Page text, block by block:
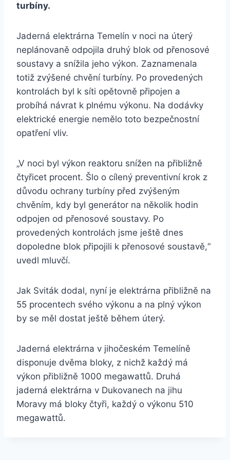
turbíny.
Jaderná elektrárna Temelín v noci na úterý
neplánovaně odpojila druhý blok od přenosové
soustavy a snížila jeho výkon. Zaznamenala
totiž zvýšené chvění turbíny. Po provedených
kontrolách byl k síti opětovně připojen a
probíhá návrat k plnému výkonu. Na dodávky
elektrické energie nemělo toto bezpečnostní
opatření vliv.
„V noci byl výkon reaktoru snížen na přibližně
čtyřicet procent. Šlo o cílený preventivní krok z
důvodu ochrany turbíny před zvýšeným
chvěním, kdy byl generátor na několik hodin
odpojen od přenosové soustavy. Po
provedených kontrolách jsme ještě dnes
dopoledne blok připojili k přenosové soustavě,“
uvedl mluvčí.
Jak Sviták dodal, nyní je elektrárna přibližně na
55 procentech svého výkonu a na plný výkon
by se měl dostat ještě během úterý.
Jaderná elektrárna v jihočeském Temelíně
disponuje dvěma bloky, z nichž každý má
výkon přibližně 1000 megawattů. Druhá
jaderná elektrárna v Dukovanech na jihu
Moravy má bloky čtyři, každý o výkonu 510
megawattů.